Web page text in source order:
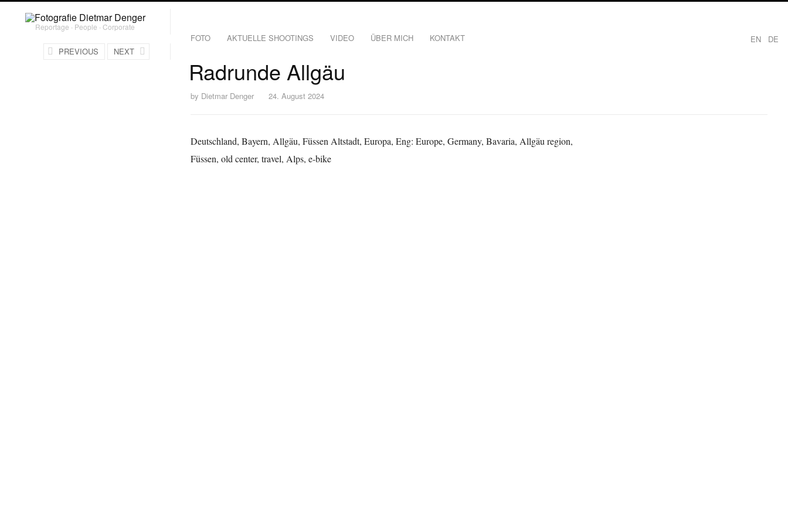
Reportage ∙ People ∙ Corporate
DE
EN
FOTO AKTUELLE SHOOTINGS VIDEO ÜBER MICH KONTAKT
Radrunde Allgäu
by Dietmar Denger 24. August 2024
Deutschland, Bayern, Allgäu, Füssen Altstadt, Europa, Eng: Europe, Germany, Bavaria, Allgäu region,
Füssen, old center, travel, Alps, e-bike
PREVIOUS NEXT